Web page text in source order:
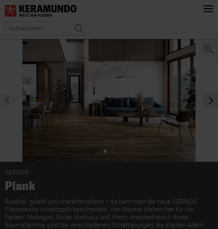
KERMOS
Plank
Rustikal, gelebt und charakteristisch – so kann man die neue KERMOS
Fliesenserie in Holzoptik beschreiben. Vier Bäume stehen hier für vier
Farben: Mahagoni, Eiche, Walnuss und Ahorn. Inspiriert durch diese
Baumstämme sind die verschiedenen Schattierungen, die starken Adern